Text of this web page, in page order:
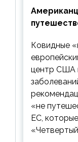
Ковидные
центр США
«не
ЕС,
«Четвертый